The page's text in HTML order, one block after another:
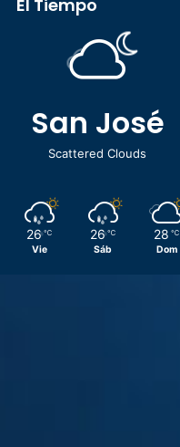
El Tiempo
San José
Scattered Clouds
26 ℃
Vie
26 ℃
Sáb
28 ℃
Dom